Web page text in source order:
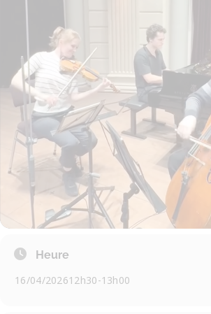
Heure
16/04/202612h30-13h00